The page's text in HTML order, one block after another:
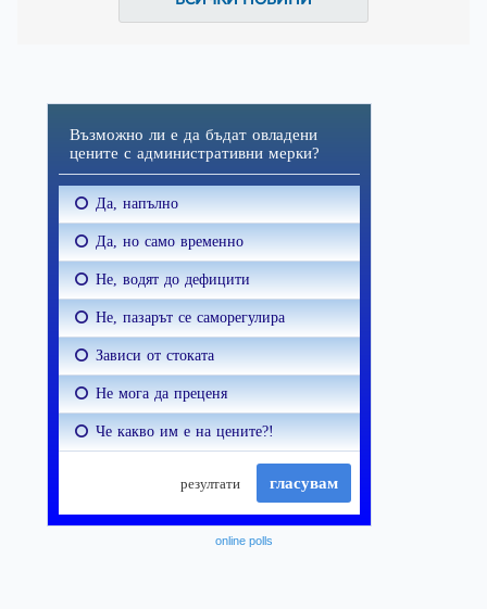
online polls